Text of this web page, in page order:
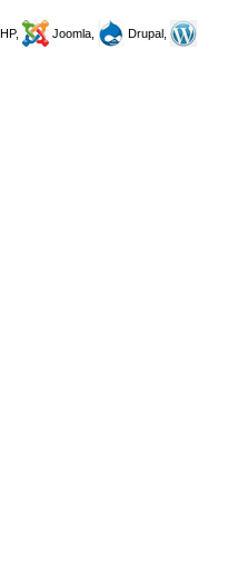
Joomla,
Drupal,